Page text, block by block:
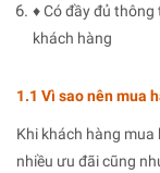
♦ Có đầy đủ
khách hàng
1.1 Vì sao nên mua
Khi khách hàng
nhiều ưu đãi cũng